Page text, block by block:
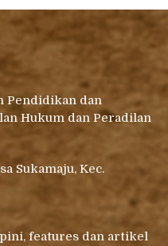
Pendidikan dan
Hukum dan Peradilan
Sukamaju, Kec.
features dan artikel